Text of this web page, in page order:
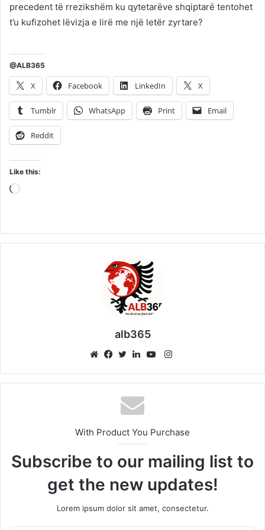
precedent të rrezikshëm ku qytetarëve shqiptarë tentohet
t’u kufizohet lëvizja e lirë me një letër zyrtare?
@ALB365
X Facebook LinkedIn X
Tumblr WhatsApp Print Email
Reddit
Like this:
Loading…
alb365
Instagram
With Product You Purchase
Subscribe to our mailing list to
get the new updates!
Lorem ipsum dolor sit amet, consectetur.